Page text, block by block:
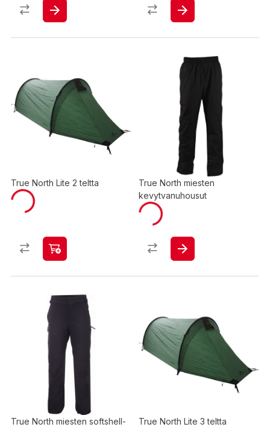
True North Lite 2 teltta
True North miesten
kevytvanuhousut
True North miesten softshell-
True North Lite 3 teltta